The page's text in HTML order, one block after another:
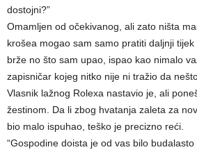
dostojni?”
Omamljen od očekivanog, ali zato ništa
krošea mogao sam samo pratiti daljnji
brže no što sam upao, ispao kao nimalo
zapisničar kojeg nitko nije ni tražio da
Vlasnik lažnog Rolexa nastavio je, ali
žestinom. Da li zbog hvatanja zaleta za
bio malo ispuhao, teško je precizno reći.
“Gospodine doista je od vas bilo